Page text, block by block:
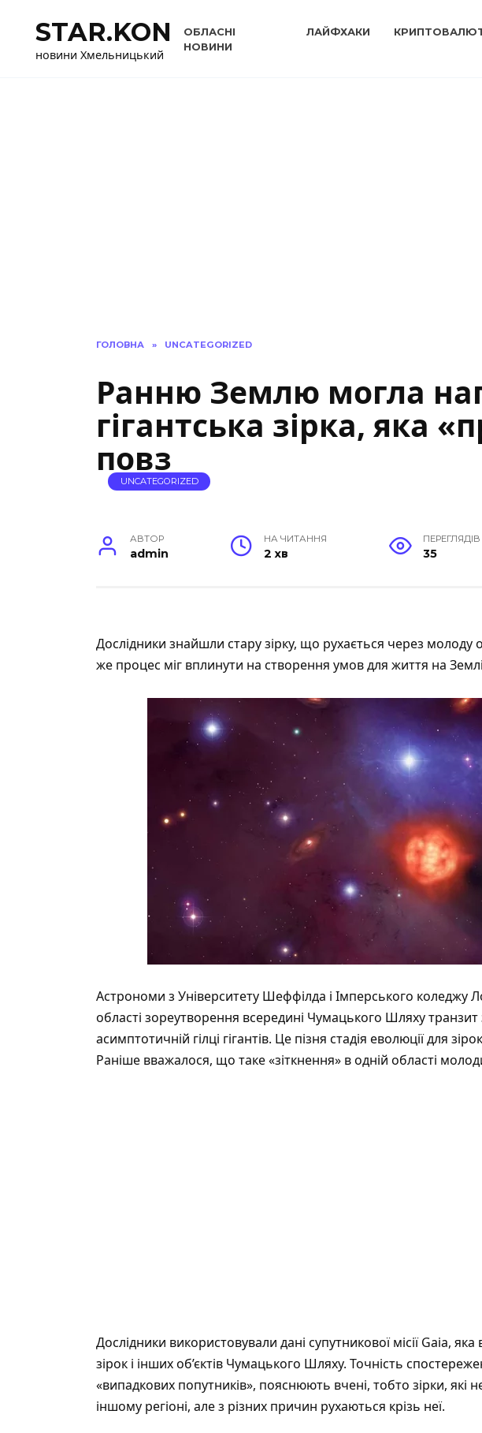
вмістуSTAR.KON
новини Хмельницький
ОБЛАСНІ
НОВИНИ
ЛАЙФХАКИ
ГОЛОВНА » UNCATEGORIZED
Ранню Землю могла
гігантська зірка, яка
повз
UNCATEGORIZED
АВТОР
admin
НА ЧИТАННЯ
2 хв
ПЕРЕГЛЯДІВ
35
Дослідники знайшли стару зірку, що рухається через молоду
же процес міг вплинути на створення умов для життя на
Астрономи з Університету Шеффілда і Імперського коледжу
області зореутворення всередині Чумацького Шляху
асимптотичній гілці гігантів. Це пізня стадія еволюції для
Раніше вважалося, що таке «зіткнення» в одній області
Дослідники використовували дані супутникової місії Gaia,
зірок і інших об’єктів Чумацького Шляху. Точність
«випадкових попутників», пояснюють вчені, тобто зірки, які
іншому регіоні, але з різних причин рухаються крізь неї.